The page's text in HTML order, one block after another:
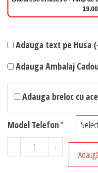
Adauga text pe Husa
Adauga Ambalaj
Adauga breloc cu
Model Telefon*
-
Cantitate
Husa
+